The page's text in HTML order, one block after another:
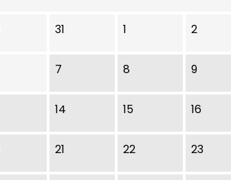
31 1 2
7 8 9
14 15 16
21 22 23